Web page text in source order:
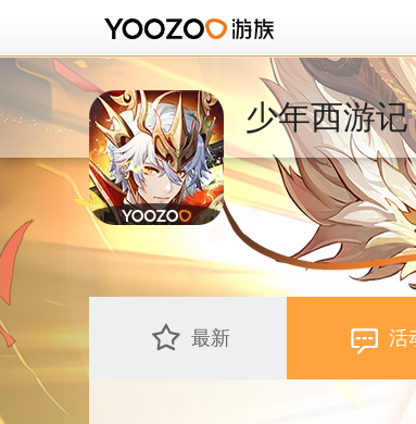
少年西游记
最新 活